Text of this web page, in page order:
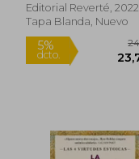
Rápido
Editorial Reverté, 2022,
Tapa Blanda, Nuevo